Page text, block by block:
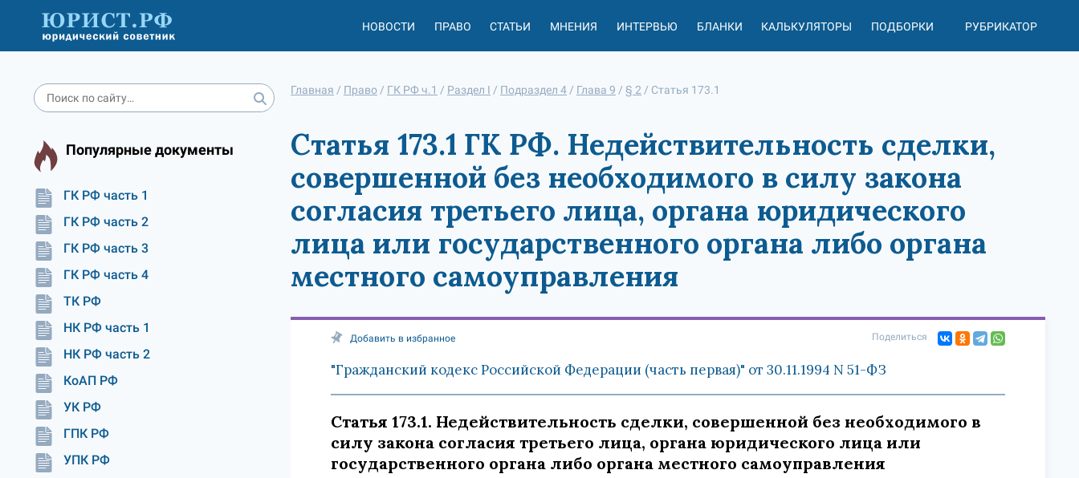
НОВОСТИ ПРАВО СТАТЬИ МНЕНИЯ ИНТЕРВЬЮ БЛАНКИ КАЛЬКУЛЯТОРЫ ПОДБОРКИ РУБРИКАТОР
Популярные документы
ГК РФ часть 1
ГК РФ часть 2
ГК РФ часть 3
ГК РФ часть 4
ТК РФ
НК РФ часть 1
НК РФ часть 2
КоАП РФ
УК РФ
ГПК РФ
УПК РФ
Главная / Право / ГК РФ ч.1 / Раздел I / Подраздел 4 / Глава 9 / § 2 / Статья 173.1
Статья 173.1 ГК РФ. Недействительность сделки,
совершенной без необходимого в силу закона
согласия третьего лица, органа юридического
лица или государственного органа либо органа
местного самоуправления
Добавить в избранное Поделиться
"Гражданский кодекс Российской Федерации (часть первая)" от 30.11.1994 N 51-ФЗ
Статья 173.1. Недействительность сделки, совершенной без необходимого в
силу закона согласия третьего лица, органа юридического лица или
государственного органа либо органа местного самоуправления